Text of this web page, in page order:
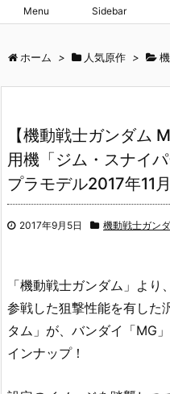
Menu Sidebar
ホーム > 人気原作 >
【機動戦士ガンダム
用機「ジム・スナイ
プラモデル2017年11
2017年9月5日 機動戦士ガン
「機動戦士ガンダム」よ
参戦した狙撃性能を有した
タム」が、バンダイ「MG
インナップ！